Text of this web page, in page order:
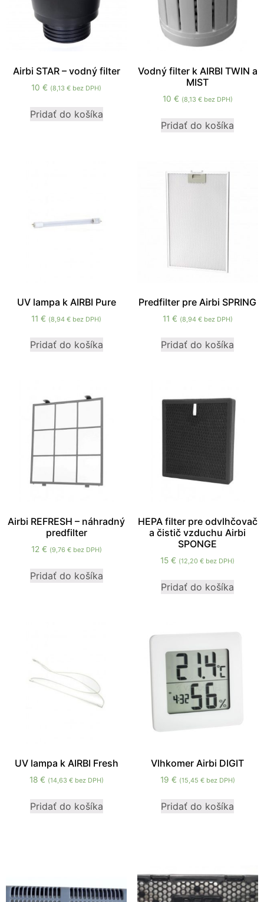
Airbi STAR – vodný filter
10€ (8,13€ bez DPH)
Pridať do košíka
Vodný filter k AIRBI TWIN a
MIST
10 € (8,13 €bez DPH)
Pridať do košíka
UV lampa k AIRBI Pure
11€ (8,94€ bez DPH)
Pridať do košíka
Predfilter pre Airbi SPRING
11 € (8,94 €bez DPH)
Pridať do košíka
Airbi REFRESH – náhradný
predfilter
12 € (9,76 €bez DPH)
Pridať do košíka
HEPA filter pre odvlhčovač
a čistič vzduchu Airbi
SPONGE
15€ (12,20€ bez DPH)
Pridať do košíka
UV lampa k AIRBI Fresh
18 € (14,63 €bez DPH)
Pridať do košíka
Vlhkomer Airbi DIGIT
19 € (15,45 €bez DPH)
Pridať do košíka
voliteľné. Sú
potrebné pre
fungovanie
webovej
Štatistiky
Aby sme
zlepšiť
stránky na
webovej
In order for our
perform as well
during your
disappear from
the website.
Aby naša
fungovala
čo
najlepšie.
súbory
odmietnete,
stránky